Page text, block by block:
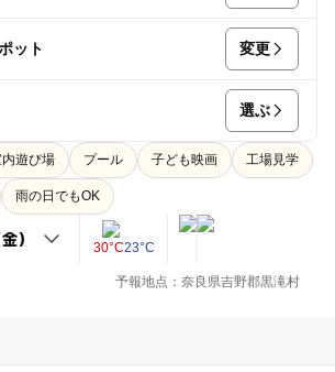
ット 変更
選ぶ
遊び場 プール 子ども映画 工場見学
雨の日でもOK
30°C23°C
予報地点：奈良県吉野郡黒滝村